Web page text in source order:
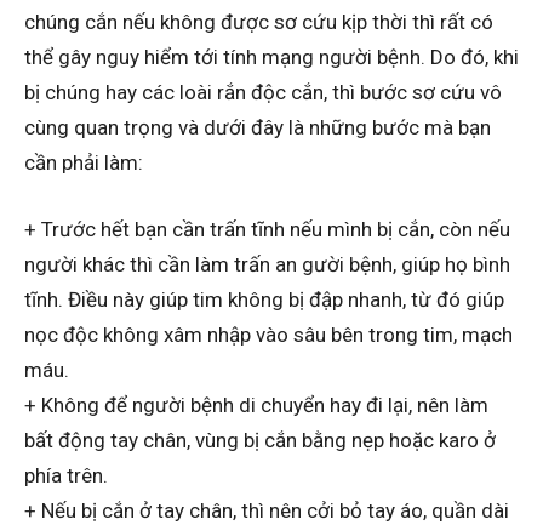
chúng cắn nếu không được sơ cứu kịp thời thì rất có
thể gây nguy hiểm tới tính mạng người bệnh. Do đó, khi
bị chúng hay các loài rắn độc cắn, thì bước sơ cứu vô
cùng quan trọng và dưới đây là những bước mà bạn
cần phải làm:
+ Trước hết bạn cần trấn tĩnh nếu mình bị cắn, còn nếu
người khác thì cần làm trấn an gười bệnh, giúp họ bình
tĩnh. Điều này giúp tim không bị đập nhanh, từ đó giúp
nọc độc không xâm nhập vào sâu bên trong tim, mạch
máu.
+ Không để người bệnh di chuyển hay đi lại, nên làm
bất động tay chân, vùng bị cắn bằng nẹp hoặc karo ở
phía trên.
+ Nếu bị cắn ở tay chân, thì nên cởi bỏ tay áo, quần dài